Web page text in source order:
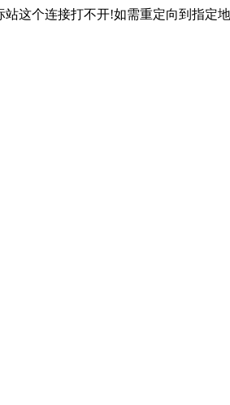
站这个连接打不开!如需重定向到指定